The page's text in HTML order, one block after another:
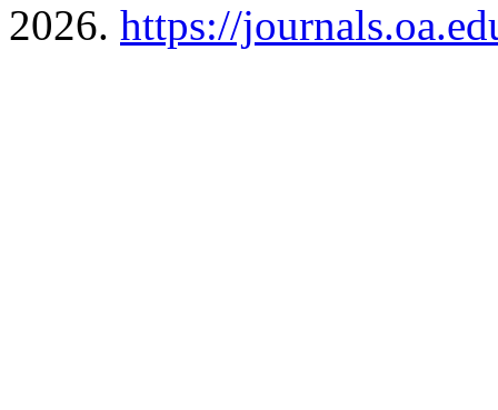
2026. https://